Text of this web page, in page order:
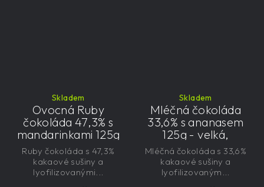
Skladem
Ovocná Ruby
čokoláda 47,3% s
mandarinkami 125g
- velká, řemeslná,
exkluzivní, dárková
Ruby čokoláda s 47,3%
kakaové sušiny a
lyofilizovanými...
Skladem
Mléčná čokoláda
33,6% s ananasem
125g - velká,
řemeslná,
exkluzivní, dárková
Mléčná čokoláda s 33,6%
kakaové sušiny a
lyofilizovaným...